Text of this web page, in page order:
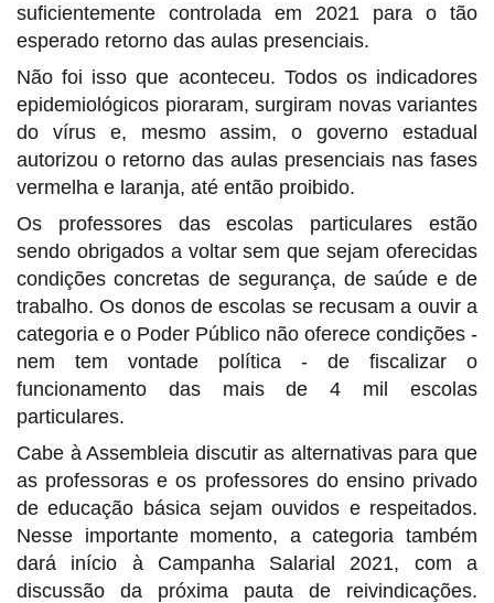
suficientemente controlada em 2021 para o tão
esperado retorno das aulas presenciais.
Não foi isso que aconteceu. Todos os indicadores
epidemiológicos pioraram, surgiram novas variantes
do vírus e, mesmo assim, o governo estadual
autorizou o retorno das aulas presenciais nas fases
vermelha e laranja, até então proibido.
Os professores das escolas particulares estão
sendo obrigados a voltar sem que sejam oferecidas
condições concretas de segurança, de saúde e de
trabalho. Os donos de escolas se recusam a ouvir a
categoria e o Poder Público não oferece condições -
nem tem vontade política - de fiscalizar o
funcionamento das mais de 4 mil escolas
particulares.
Cabe à Assembleia discutir as alternativas para que
as professoras e os professores do ensino privado
de educação básica sejam ouvidos e respeitados.
Nesse importante momento, a categoria também
dará início à Campanha Salarial 2021, com a
discussão da próxima pauta de reivindicações.